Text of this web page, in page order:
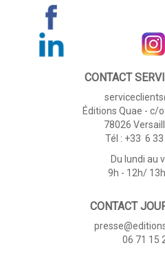
CONTACT
Éditions Quae - c/o
78026
Tél : +33 6
Du lundi au
9h - 12h/
CONTACT
06 71 15